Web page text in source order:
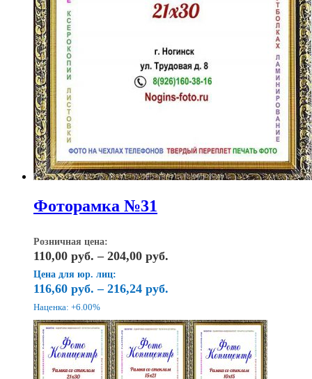
Фоторамка №31
Розничная цена:
110,00 руб. – 204,00 руб.
204,00
руб.
Цена для юр. лиц:
116,60 руб. – 216,24 руб.
Наценка: +6.00%